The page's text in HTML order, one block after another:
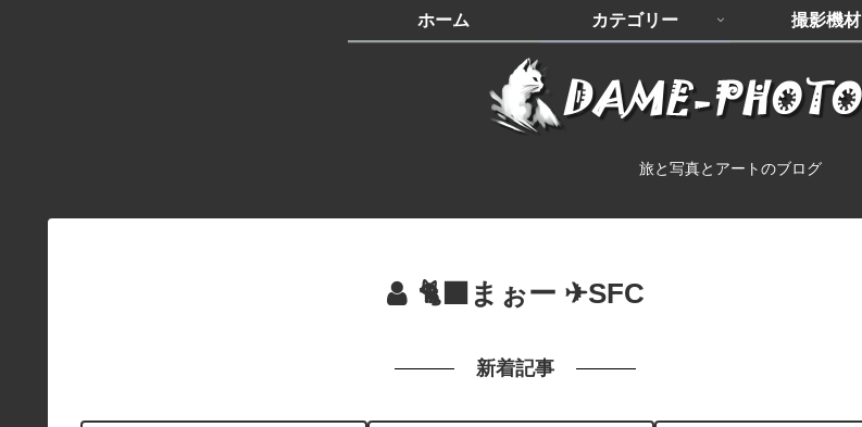
旅と写真とアートのブログ
ホーム カテゴリー 撮影機材
🐈‍⬛まぉー ✈︎SFC
新着記事